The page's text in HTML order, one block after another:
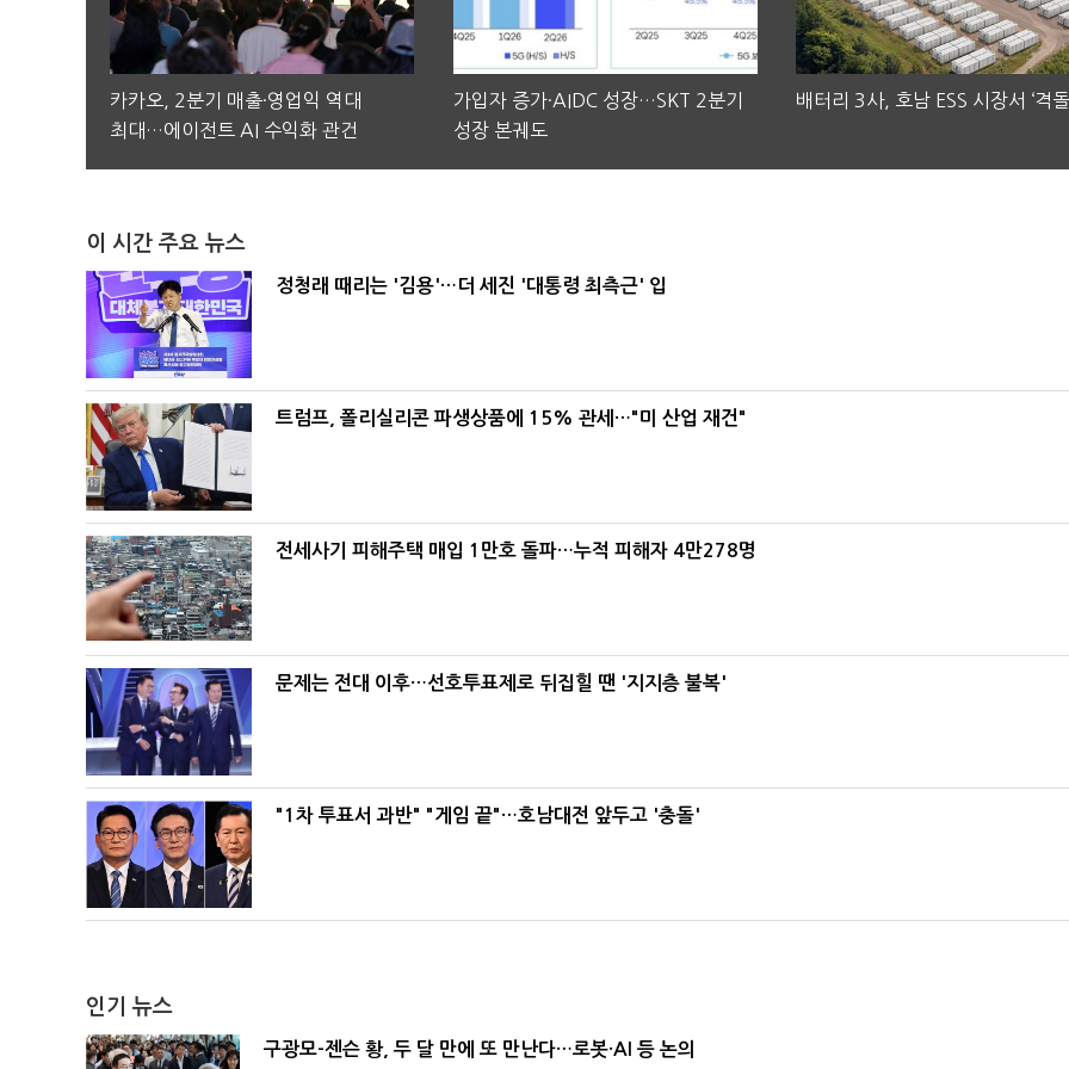
카카오, 2분기 매출·영업익 역대
최대…에이전트 AI 수익화 관건
가입자 증가·AIDC 성장…SKT 2분기
성장 본궤도
배터리 3사, 호남 ESS 시장서 ‘격돌
이 시간 주요 뉴스
정청래 때리는 '김용'…더 세진 '대통령 최측근' 입
트럼프, 폴리실리콘 파생상품에 15% 관세…"미 산업 재건"
전세사기 피해주택 매입 1만호 돌파…누적 피해자 4만278명
문제는 전대 이후…선호투표제로 뒤집힐 땐 '지지층 불복'
"1차 투표서 과반" "게임 끝"…호남대전 앞두고 '충돌'
인기 뉴스
구광모-젠슨 황, 두 달 만에 또 만난다…로봇·AI 등 논의